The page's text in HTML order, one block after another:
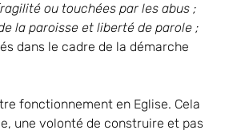
ou touchées par les abus ;
la paroisse et liberté de parole ;
dans le cadre de la démarche
fonctionnement en Eglise. Cela
une volonté de construire et pas